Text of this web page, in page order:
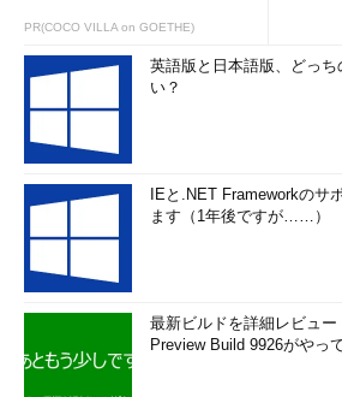
PR(COCO VILLA on GOETHE)
英語版と日本語版、どっ
い？
IEと.NET Frameworkのサ
ます（1年後ですが……）
最新ビルドを詳細レビュ
Preview Build 9926がやっ